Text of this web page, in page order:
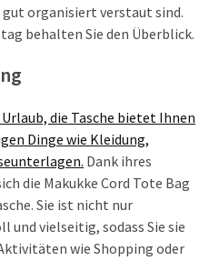
organisiert verstaut sind.
behalten Sie den Überblick.
die Tasche bietet Ihnen
Dinge wie Kleidung,
Dank ihres
die Makukke Cord Tote Bag
Sie ist nicht nur
und vielseitig, sodass Sie sie
wie Shopping oder